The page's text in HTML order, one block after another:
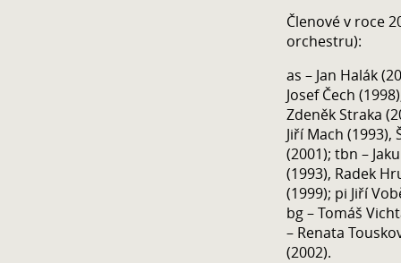
Členové v roce
orchestru):
as – Jan Halák
Josef Čech
Zdeněk Straka
Jiří Mach (1993),
(2001); tbn –
(1993), Radek
(1999); pi Jiří
bg – Tomáš
– Renata
(2002).